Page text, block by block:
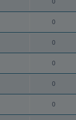
0
0
0
0
0
0